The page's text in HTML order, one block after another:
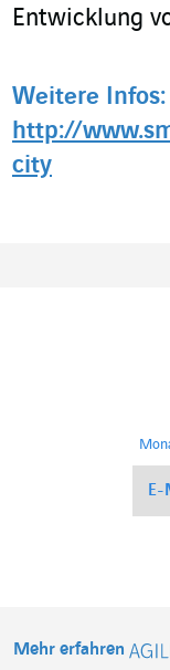
Entwicklung
Weitere Infos:
http://
city
Mehr erfahren